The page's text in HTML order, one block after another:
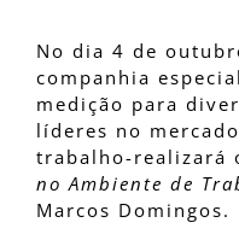
No dia 4 de
companhia
medição para
líderes no
trabalho-realizará
no Ambiente de
Marcos Domingos.